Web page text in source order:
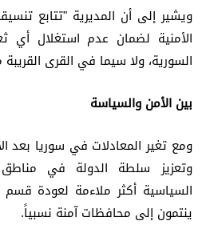
ويشير إلى أن المديرية "تتابع
الأمنية لضمان عدم استغلال أي
السورية، ولا سيما في القرى
بين الأمن والسياسة
ومع تغير المعادلات في سوريا بعد
وتعزيز سلطة الدولة في
السياسية أكثر ملاءمة لعودة
ينتمون إلى محافظات آمنة نسبياً.